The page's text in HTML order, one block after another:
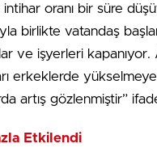
intihar oranı bir süre
birlikte vatandaş
ve işyerleri
erkeklerde
artış gözlenmiştir”
Etkilendi